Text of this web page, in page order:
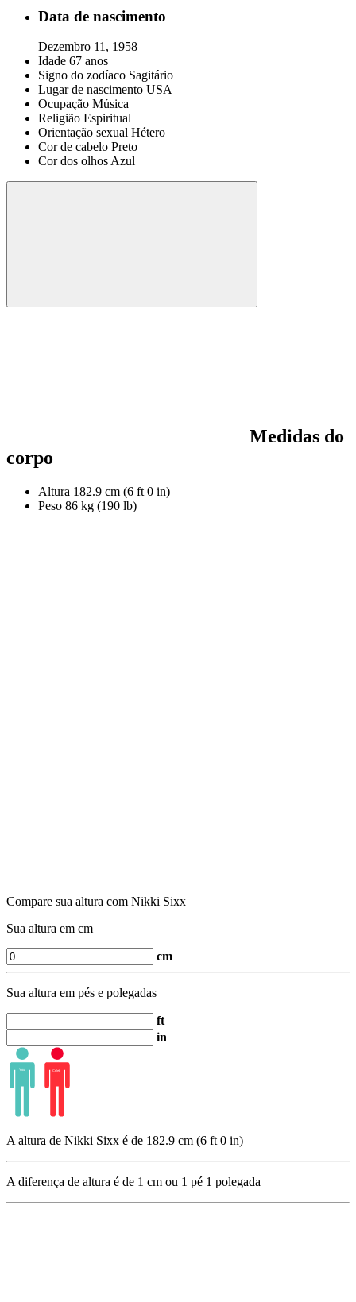
Data de nascimento
Dezembro 11, 1958
Idade 67 anos
Signo do zodíaco Sagitário
Lugar de nascimento USA
Ocupação Música
Religião Espiritual
Orientação sexual Hétero
Cor de cabelo Preto
Cor dos olhosAzul
Medidas do
corpo
Altura 182.9 cm (6 ft 0 in)
Peso 86 kg (190 lb)
Compare sua altura com Nikki Sixx
Sua altura em cm
cm
Sua altura em pés e polegadas
ft
in
A altura de Nikki Sixx é de 182.9 cm (6 ft 0 in)
A diferença de altura é de 1 cm ou 1 pé 1 polegada